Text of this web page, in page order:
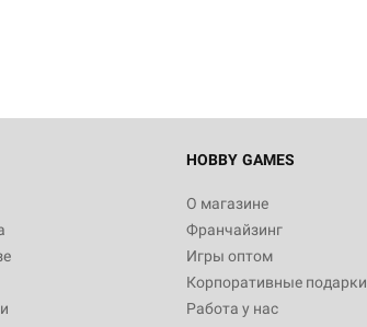
HOBBY GAMES
О магазине
Франчайзинг
Игры оптом
Корпоративные подарки
Работа у нас